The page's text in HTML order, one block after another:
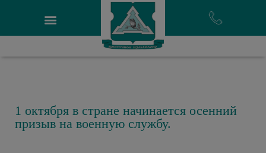
1 октября в стране начинается осенний
призыв на военную службу.